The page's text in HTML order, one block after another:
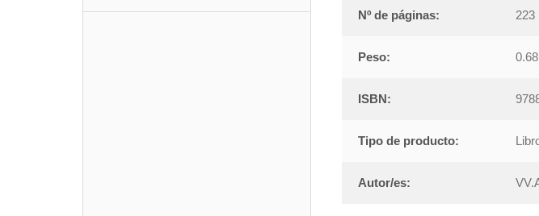
Nº de páginas: 223
Peso: 0.68
ISBN:
Tipo de producto:
Autor/es: